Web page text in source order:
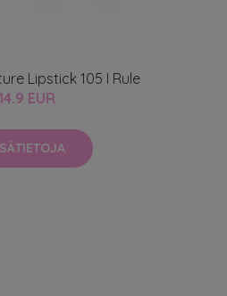
Lipstick 105 I Rule
14.9 EUR